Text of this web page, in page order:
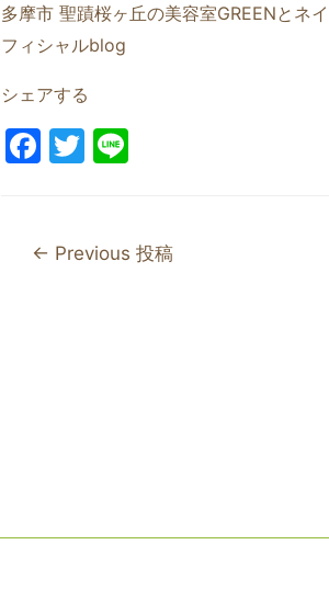
多摩市 聖蹟桜ヶ丘の美容室GREENとネ
フィシャルblog
シェアする
F
e
T
er
← Previous 投稿